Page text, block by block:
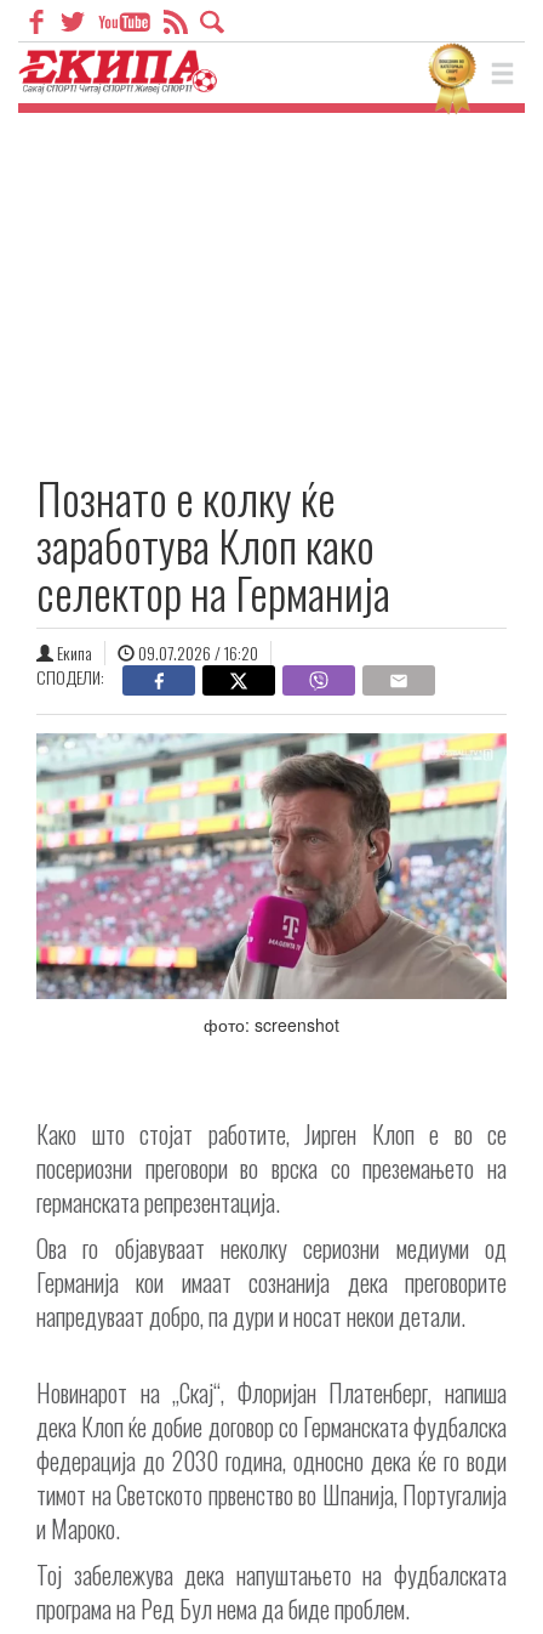
Познато е колку ќе
заработува Клоп како
селектор на Германија
Екипа
09.07.2026 / 16:20
СПОДЕЛИ:
фото: screenshot
Како што стојат работите, Јирген Клоп е во се
посериозни преговори во врска со преземањето на
германската репрезентација.
Ова го објавуваат неколку сериозни медиуми од
Германија кои имаат сознанија дека преговорите
напредуваат добро, па дури и носат некои детали.
Новинарот на „Скај“, Флоријан Платенберг, напиша
дека Клоп ќе добие договор со Германската фудбалска
федерација до 2030 година, односно дека ќе го води
тимот на Светското првенство во Шпанија, Португалија
и Мароко.
Тој забележува дека напуштањето на фудбалската
програма на Ред Бул нема да биде проблем.